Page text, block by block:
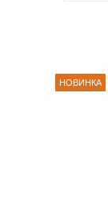
НОВИНКА